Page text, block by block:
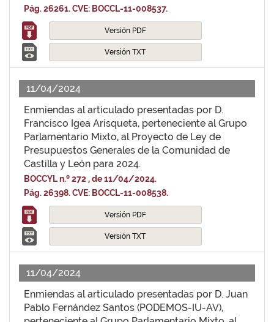
Pág. 26261. CVE: BOCCL-11-008537.
Versión PDF
Versión TXT
11/04/2024
Enmiendas al articulado presentadas por D.
Francisco Igea Arisqueta, perteneciente al Grupo
Parlamentario Mixto, al Proyecto de Ley de
Presupuestos Generales de la Comunidad de
Castilla y León para 2024.
BOCCYL n.º 272 , de 11/04/2024.
Pág. 26398. CVE: BOCCL-11-008538.
Versión PDF
Versión TXT
11/04/2024
Enmiendas al articulado presentadas por D. Juan
Pablo Fernández Santos (PODEMOS-IU-AV),